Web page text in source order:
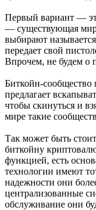
Первый вариант —
— существующая
выбирают
передает свой
Впрочем, не будем о
Биткойн-сообщество
предлагает
чтобы скинуться и
мире такие
Так может быть
биткойну
функцией, есть
технологии имеют
надежности они
централизованные
обслуживание они